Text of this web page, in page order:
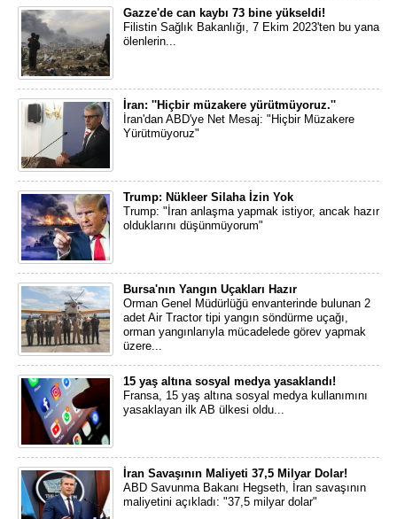
Gazze'de can kaybı 73 bine yükseldi!
Filistin Sağlık Bakanlığı, 7 Ekim 2023'ten bu yana
ölenlerin...
İran: ''Hiçbir müzakere yürütmüyoruz.''
İran'dan ABD'ye Net Mesaj: "Hiçbir Müzakere
Yürütmüyoruz"
Trump: Nükleer Silaha İzin Yok
Trump: "İran anlaşma yapmak istiyor, ancak hazır
olduklarını düşünmüyorum"
Bursa'nın Yangın Uçakları Hazır
Orman Genel Müdürlüğü envanterinde bulunan 2
adet Air Tractor tipi yangın söndürme uçağı,
orman yangınlarıyla mücadelede görev yapmak
üzere...
15 yaş altına sosyal medya yasaklandı!
Fransa, 15 yaş altına sosyal medya kullanımını
yasaklayan ilk AB ülkesi oldu...
İran Savaşının Maliyeti 37,5 Milyar Dolar!
ABD Savunma Bakanı Hegseth, İran savaşının
maliyetini açıkladı: "37,5 milyar dolar"